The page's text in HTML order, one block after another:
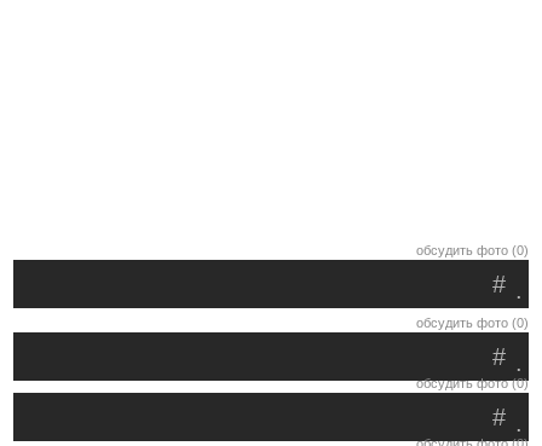
обсудить фото (0)
.
#
обсудить фото (0)
.
#
обсудить фото (0)
.
#